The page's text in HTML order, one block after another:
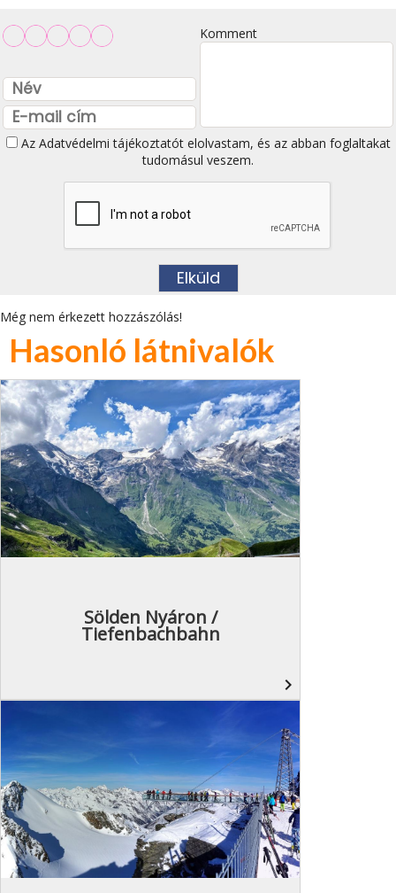
Komment
Az Adatvédelmi tájékoztatótelolvastam, és az abban foglaltakat
tudomásul veszem.
Még nem érkezett hozzászólás!
Hasonló látnivalók
Sölden Nyáron /
Tiefenbachbahn
navigate_next